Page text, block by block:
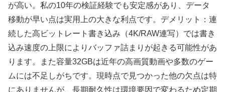
が高い。私の10年の検証経験でも安定感があり、データ
移動が早い点は実用上の大きな利点です。デメリット：連
続した高ビットレート書き込み（4K/RAW連写）では書き
込み速度の上限によりバッファ詰まりが起きる可能性があ
ります。また容量32GBは近年の高画質動画や多数のゲー
ムには不足しがちです。現時点で見つかった他の欠点は特
にありませんが、長期耐久性は環境要因で変わるため定期